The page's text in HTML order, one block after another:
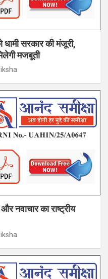
सरकार की मंजूरी,
मजबूती
नवाचार का राष्ट्रीय